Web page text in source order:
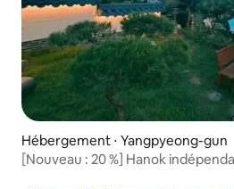
Hébergement ⋅ Yangpyeong-gun
[Nouveau : 20 %] Hanok